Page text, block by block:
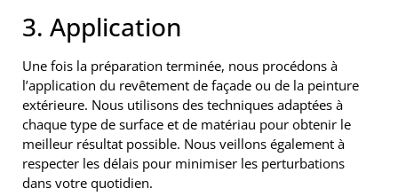
3. Application
Une fois la préparation terminée, nous procédons à
l’application du revêtement de façade ou de la peinture
extérieure. Nous utilisons des techniques adaptées à
chaque type de surface et de matériau pour obtenir le
meilleur résultat possible. Nous veillons également à
respecter les délais pour minimiser les perturbations
dans votre quotidien.